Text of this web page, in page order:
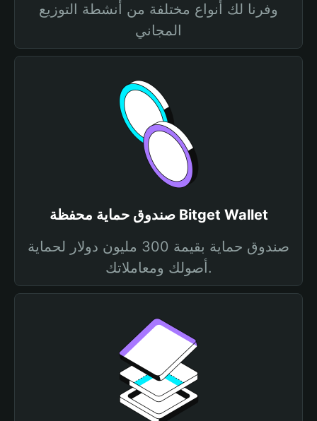
وفرنا لك أنواع مختلفة من أنشطة التوزيع
المجاني
صندوق حماية محفظة Bitget Wallet
صندوق حماية بقيمة 300 مليون دولار لحماية
أصولك ومعاملاتك.